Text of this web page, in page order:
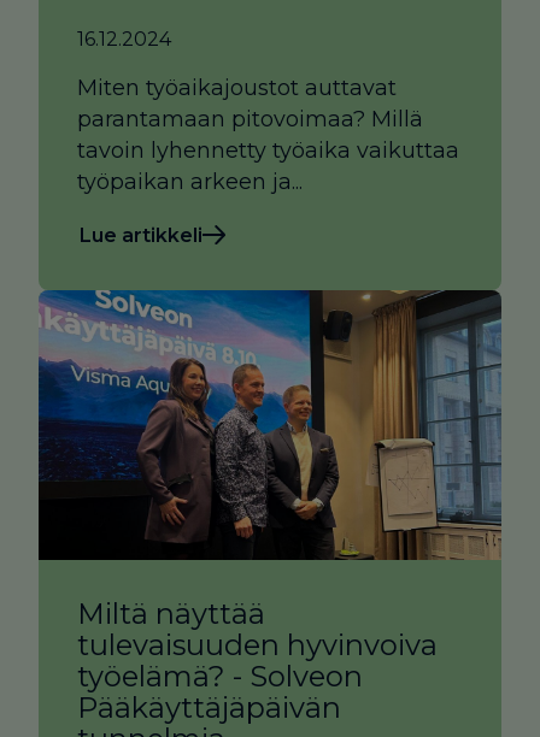
16.12.2024
Miten työaikajoustot auttavat
parantamaan pitovoimaa? Millä
tavoin lyhennetty työaika vaikuttaa
työpaikan arkeen ja...
Lue artikkeli
Miltä näyttää
tulevaisuuden hyvinvoiva
työelämä? - Solveon
Pääkäyttäjäpäivän